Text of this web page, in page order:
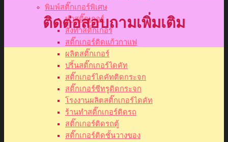
พิมพ์สติ๊กเกอร์พิเศษ
ทำสติ๊กเกอร์
สั่งทำสติ๊กเกอร์
สติ๊กเกอร์ติดแก้วกาแฟ
ผลิตสติ๊กเกอร์
ปริ้นสติ๊กเกอร์ไดคัท
สติ๊กเกอร์ไดคัทติดกระจก
สติ๊กเกอร์ซีทรูติดกระจก
โรงงานผลิตสติ๊กเกอร์ไดคัท
ร้านทำสติ๊กเกอร์ติดรถ
สติ๊กเกอร์ติดรถตู้
สติ๊กเกอร์ติดชั้นวางของ
ติดต่อสอบถามเพิ่มเติม